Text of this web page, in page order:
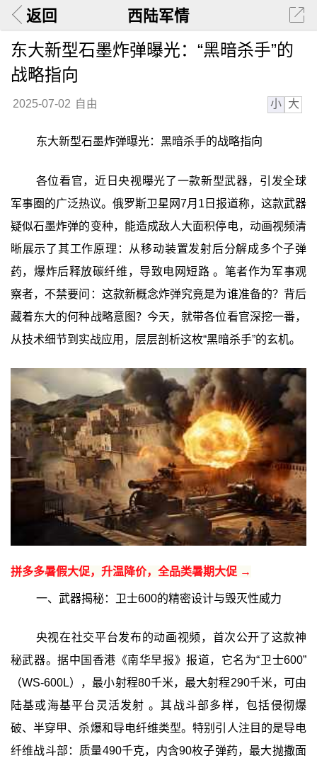
返回 西陆军情
东大新型石墨炸弹曝光：“黑暗杀手”的
战略指向
2025-07-02 自由 小 大
东大新型石墨炸弹曝光：黑暗杀手的战略指向
各位看官，近日央视曝光了一款新型武器，引发全球
军事圈的广泛热议。俄罗斯卫星网7月1日报道称，这款武器
疑似石墨炸弹的变种，能造成敌人大面积停电，动画视频清
晰展示了其工作原理：从移动装置发射后分解成多个子弹
药，爆炸后释放碳纤维，导致电网短路 。笔者作为军事观
察者，不禁要问：这款新概念炸弹究竟是为谁准备的？背后
藏着东大的何种战略意图？今天，就带各位看官深挖一番，
从技术细节到实战应用，层层剖析这枚“黑暗杀手”的玄机。
拼多多暑假大促，升温降价，全品类暑期大促 →
一、武器揭秘：卫士600的精密设计与毁灭性威力
央视在社交平台发布的动画视频，首次公开了这款神
秘武器。据中国香港《南华早报》报道，它名为“卫士600”
（WS-600L），最小射程80千米，最大射程290千米，可由
陆基或海基平台灵活发射 。其战斗部多样，包括侵彻爆
破、半穿甲、杀爆和导电纤维类型。特别引人注目的是导电
纤维战斗部：质量490千克，内含90枚子弹药，最大抛撒面